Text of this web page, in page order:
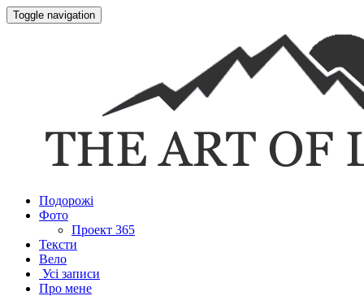
Toggle navigation
Подорожі
Фото
Проект 365
Тексти
Вело
Усі записи
Про мене